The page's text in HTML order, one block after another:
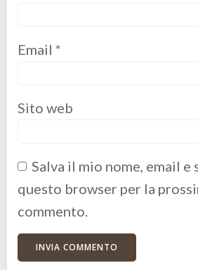
Email *
Sito web
Salva il mio nome, email e
questo browser per la
commento.